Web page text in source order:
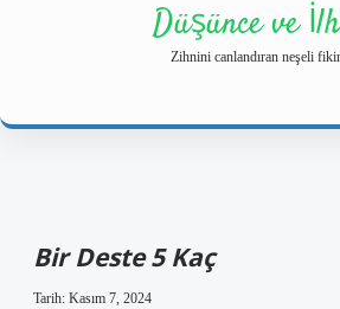
Düşünce ve
Zihnini canlandıran neşeli
Bir Deste 5 Kaç
Tarih: Kasım 7, 2024